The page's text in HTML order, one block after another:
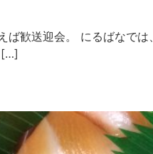
歓送迎会。 にるばなで
[…]